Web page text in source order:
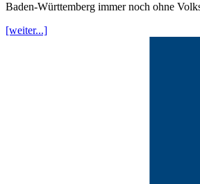
Baden-Württemberg immer noch ohne
[weiter...]